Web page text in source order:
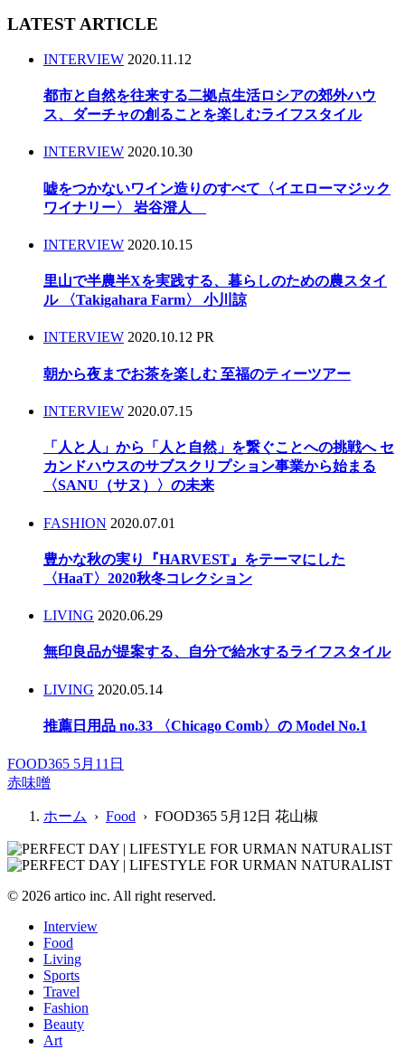
LATEST ARTICLE
INTERVIEW 2020.11.12
都市と自然を往来する二拠点生活ロシアの郊外ハウ
ス、ダーチャの創ることを楽しむライフスタイル
INTERVIEW 2020.10.30
嘘をつかないワイン造りのすべて〈イエローマジック
ワイナリー〉 岩谷澄人
INTERVIEW 2020.10.15
里山で半農半Xを実践する、暮らしのための農スタイ
ル 〈Takigahara Farm〉 小川諒
INTERVIEW 2020.10.12 PR
朝から夜までお茶を楽しむ 至福のティーツアー
INTERVIEW 2020.07.15
「人と人」から「人と自然」を繋ぐことへの挑戦へ セ
カンドハウスのサブスクリプション事業から始まる
〈SANU（サヌ）〉の未来
FASHION 2020.07.01
豊かな秋の実り『HARVEST』をテーマにした
〈HaaT〉2020秋冬コレクション
LIVING 2020.06.29
無印良品が提案する、自分で給水するライフスタイル
LIVING 2020.05.14
推薦日用品 no.33 〈Chicago Comb〉の Model No.1
FOOD365 5月11日
赤味噌
ホーム › Food › FOOD365 5月12日 花山椒
© 2026 artico inc. All right reserved.
Interview
Food
Living
Sports
Travel
Fashion
Beauty
Art